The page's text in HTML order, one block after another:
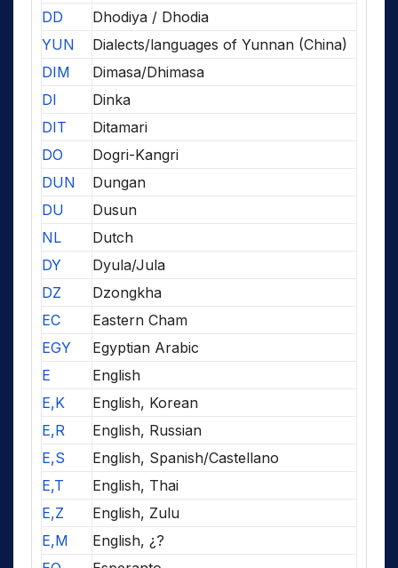
DD
Dhodiya / Dhodia
YUN
Dialects/languages of Yunnan (China)
DIM
Dimasa/Dhimasa
DI
Dinka
DIT
Ditamari
DO
Dogri-Kangri
DUN
Dungan
DU
Dusun
NL
Dutch
DY
Dyula/Jula
DZ
Dzongkha
EC
Eastern Cham
EGY
Egyptian Arabic
E
English
E,K
English, Korean
E,R
English, Russian
E,S
English, Spanish/Castellano
E,T
English, Thai
E,Z
English, Zulu
E,M
English, ¿?